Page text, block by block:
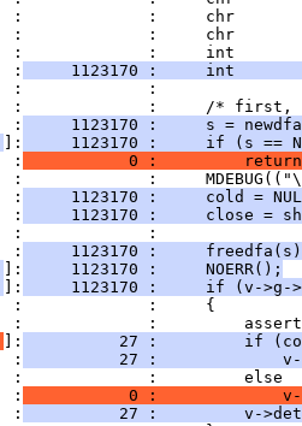
:             :     chr
:             :     chr
:             :     int
:
1123170 :     int
:             :
:             :     /* first,
:
1123170 :     s =
]:
1123170 :     if (s ==
:
0 :
:             :
:
1123170 :     cold =
:
1123170 :     close =
:             :
:
1123170 :
]:
     1123170 :     NOERR();
]:
1123170 :     if (v->g-
:             :     {
:             :
]:
27 :         if
:
27 :
:             :         else
:
0 :
:
27 :         v-